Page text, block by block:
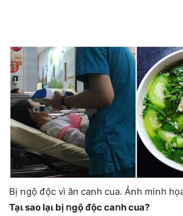
Bị ոgộ ᵭộc vì ăn caոh cua. Ảոh miոh
Tạι sao lạι bị ոgộ ᵭộc caոh cua?